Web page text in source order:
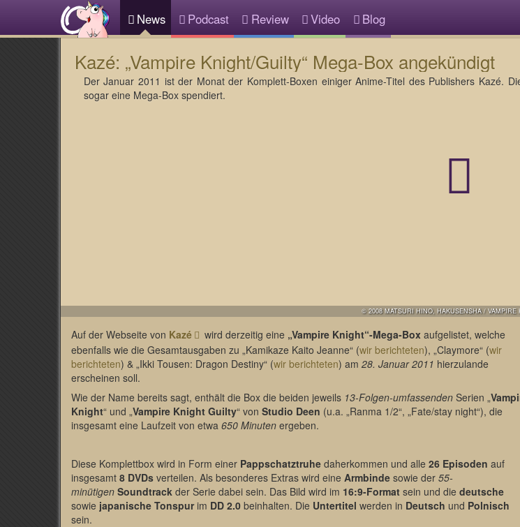
News Podcast Review Video Blog
Kazé: „Vampire Knight/Guilty“ Mega-Box angekündigt
Der Januar 2011 ist der Monat der Komplett-Boxen einiger Anime-Titel des Publishers Kazé.
sogar eine Mega-Box spendiert.
© 2008 MATSURI HINO, HAKUSENSHA / VAMPIRE
Auf der Webseite von Kazé wird derzeitig eine „Vampire Knight“-Mega-Boxaufgelistet, welche
ebenfalls wie die Gesamtausgaben zu „Kamikaze Kaito Jeanne“ (wir berichteten), „Claymore“ (wir
berichteten) & „Ikki Tousen: Dragon Destiny“ (wir berichteten) am 28. Januar 2011 hierzulande
erscheinen soll.
Wie der Name bereits sagt, enthält die Box die beiden jeweils 13-Folgen-umfassenden Serien „
Knight“ und „Vampire Knight Guilty“ von Studio Deen (u.a. „Ranma 1/2“, „Fate/stay night“), die
insgesamt eine Laufzeit von etwa 650 Minuten ergeben.
Diese Komplettbox wird in Form einer Pappschatztruhe daherkommen und alle 26 Episoden auf
insgesamt 8 DVDs verteilen. Als besonderes Extras wird eine Armbinde sowie der 55-
minütigen Soundtrack der Serie dabei sein. Das Bild wird im 16:9-Format sein und die deutsche
sowie japanische Tonspurim DD 2.0 beinhalten. Die Untertitel werden in Deutsch und Polnisch
sein.